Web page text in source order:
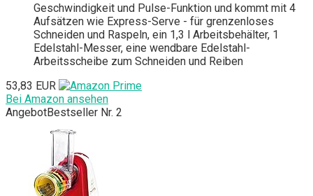
Geschwindigkeit und Pulse-Funktion und kommt mit 4
Aufsätzen wie Express-Serve - für grenzenloses
Schneiden und Raspeln, ein 1,3 l Arbeitsbehälter, 1
Edelstahl-Messer, eine wendbare Edelstahl-
Arbeitsscheibe zum Schneiden und Reiben
53,83 EUR
Bei Amazon ansehen
AngebotBestseller Nr. 2